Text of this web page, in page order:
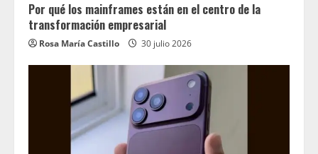
Por qué los mainframes están en el centro de la
transformación empresarial
Rosa María Castillo 30 julio 2026